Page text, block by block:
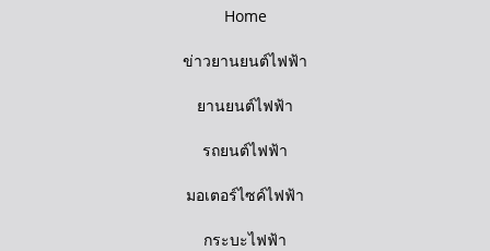
Home
ข่าวยานยนต์ไฟฟ้า
ยานยนต์ไฟฟ้า
รถยนต์ไฟฟ้า
มอเตอร์ไซค์ไฟฟ้า
กระบะไฟฟ้า